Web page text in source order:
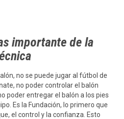
importante de la
no se puede jugar al fútbol de
no poder controlar el balón
poder entregar el balón a los pies
Es la Fundación, lo primero que
el control y la confianza. Esto